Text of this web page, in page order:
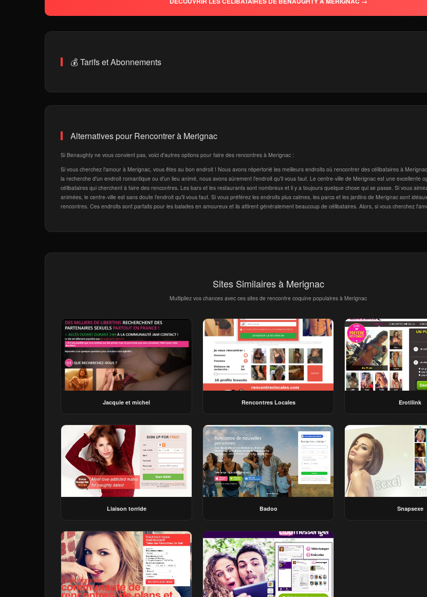
💰 Tarifs et Abonnements
Alternatives pour Rencontrer à Merignac
Si Benaughty ne vous convient pas, voici d'autres options pour faire des rencontres à Merignac :
Si vous cherchez l'amour à Merignac, vous êtes au bon endroit ! Nous avons répertorié les meilleurs endroits où rencontrer des célibataires à
la recherche d'un endroit romantique ou d'un lieu animé, nous avons sûrement l'endroit qu'il vous faut. Le centre-ville de Merignac est une excellente
célibataires qui cherchent à faire des rencontres. Les bars et les restaurants sont nombreux et il y a toujours quelque chose qui se passe. Si vous
animées, le centre-ville est sans doute l'endroit qu'il vous faut. Si vous préférez les endroits plus calmes, les parcs et les jardins de Merignac sont
rencontres. Ces endroits sont parfaits pour les balades en amoureux et ils attirent généralement beaucoup de célibataires. Alors, si vous cherchez
Sites Similaires à Merignac
Multipliez vos chances avec ces sites de rencontre coquine populaires à Merignac
Jacquie et michel Rencontres Locales Erotilink
Liaison torride Badoo Snapsexe